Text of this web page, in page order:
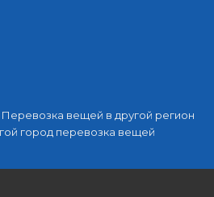
Перевозка вещей в другой регион
город перевозка вещей